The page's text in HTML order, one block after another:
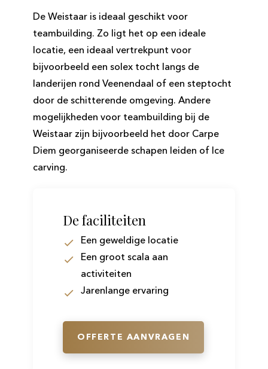
De Weistaar is ideaal geschikt voor
teambuilding. Zo ligt het op een ideale
locatie, een ideaal vertrekpunt voor
bijvoorbeeld een solex tocht langs de
landerijen rond Veenendaal of een steptocht
door de schitterende omgeving. Andere
mogelijkheden voor teambuilding bij de
Weistaar zijn bijvoorbeeld het door Carpe
Diem georganiseerde schapen leiden of Ice
carving.
De faciliteiten
Een geweldige locatie
Een groot scala aan
activiteiten
Jarenlange ervaring
OFFERTE AANVRAGEN